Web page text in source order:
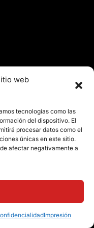
web
tecnologías como las
del dispositivo. El
procesar datos como el
únicas en este sitio.
afectar negativamente a
Impresión